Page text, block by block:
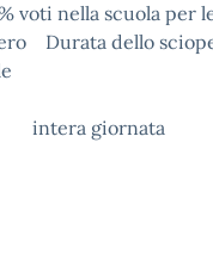
voti nella scuola per
Durata dello
intera